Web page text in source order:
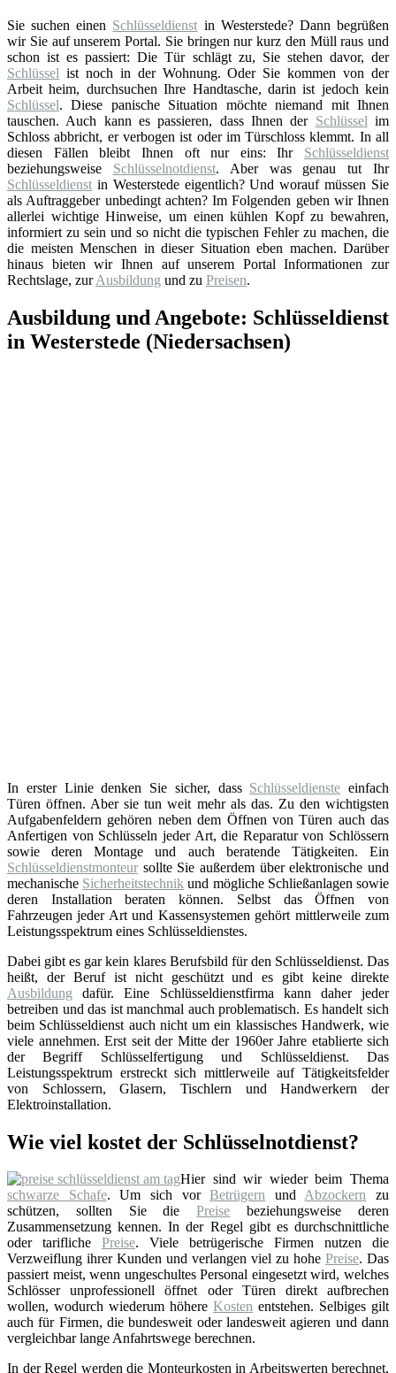
Sie suchen einen Schlüsseldienst in Westerstede? Dann begrüßen
wir Sie auf unserem Portal. Sie bringen nur kurz den Müll raus und
schon ist es passiert: Die Tür schlägt zu, Sie stehen davor, der
Schlüssel ist noch in der Wohnung. Oder Sie kommen von der
Arbeit heim, durchsuchen Ihre Handtasche, darin ist jedoch kein
Schlüssel. Diese panische Situation möchte niemand mit Ihnen
tauschen. Auch kann es passieren, dass Ihnen der Schlüssel im
Schloss abbricht, er verbogen ist oder im Türschloss klemmt. In all
diesen Fällen bleibt Ihnen oft nur eins: Ihr Schlüsseldienst
beziehungsweise Schlüsselnotdienst. Aber was genau tut Ihr
Schlüsseldienst in Westerstede eigentlich? Und worauf müssen Sie
als Auftraggeber unbedingt achten? Im Folgenden geben wir Ihnen
allerlei wichtige Hinweise, um einen kühlen Kopf zu bewahren,
informiert zu sein und so nicht die typischen Fehler zu machen, die
die meisten Menschen in dieser Situation eben machen. Darüber
hinaus bieten wir Ihnen auf unserem Portal Informationen zur
Rechtslage, zurAusbildung und zu Preisen.
Ausbildung und Angebote: Schlüsseldienst
in Westerstede (Niedersachsen)
In erster Linie denken Sie sicher, dass Schlüsseldienste einfach
Türen öffnen. Aber sie tun weit mehr als das. Zu den wichtigsten
Aufgabenfeldern gehören neben dem Öffnen von Türen auch das
Anfertigen von Schlüsseln jeder Art, die Reparatur von Schlössern
sowie deren Montage und auch beratende Tätigkeiten. Ein
Schlüsseldienstmonteur sollte Sie außerdem über elektronische und
mechanische Sicherheitstechnik und mögliche Schließanlagen sowie
deren Installation beraten können. Selbst das Öffnen von
Fahrzeugen jeder Art und Kassensystemen gehört mittlerweile zum
Leistungsspektrum eines Schlüsseldienstes.
Dabei gibt es gar kein klares Berufsbild für den Schlüsseldienst. Das
heißt, der Beruf ist nicht geschützt und es gibt keine direkte
Ausbildung dafür. Eine Schlüsseldienstfirma kann daher jeder
betreiben und das ist manchmal auch problematisch. Es handelt sich
beim Schlüsseldienst auch nicht um ein klassisches Handwerk, wie
viele annehmen. Erst seit der Mitte der 1960er Jahre etablierte sich
der Begriff Schlüsselfertigung und Schlüsseldienst. Das
Leistungsspektrum erstreckt sich mittlerweile auf Tätigkeitsfelder
von Schlossern, Glasern, Tischlern und Handwerkern der
Elektroinstallation.
Wie viel kostet der Schlüsselnotdienst?
Hier sind wir wieder beim Thema
schwarze Schafe. Um sich vorBetrügern undAbzockern zu
schützen, sollten Sie diePreise beziehungsweise deren
Zusammensetzung kennen. In der Regel gibt es durchschnittliche
oder tarifliche Preise. Viele betrügerische Firmen nutzen die
Verzweiflung ihrer Kunden und verlangen viel zu hohe Preise. Das
passiert meist, wenn ungeschultes Personal eingesetzt wird, welches
Schlösser unprofessionell öffnet oder Türen direkt aufbrechen
wollen, wodurch wiederum höhere Kosten entstehen. Selbiges gilt
auch für Firmen, die bundesweit oder landesweit agieren und dann
vergleichbar lange Anfahrtswege berechnen.
In der Regel werden die Monteurkosten in Arbeitswerten berechnet,